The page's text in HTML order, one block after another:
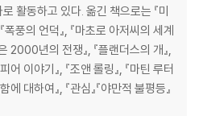
활동하고 있다. 옮긴 책으로는 『미
폭풍의 언덕』, 『마초로 아저씨의 세계
2000년의 전쟁』, 『플랜더스의 개』,
어 이야기』, 『조앤 롤링』, 『마틴 루터
에 대하여』, 『관심』『야만적 불평등』